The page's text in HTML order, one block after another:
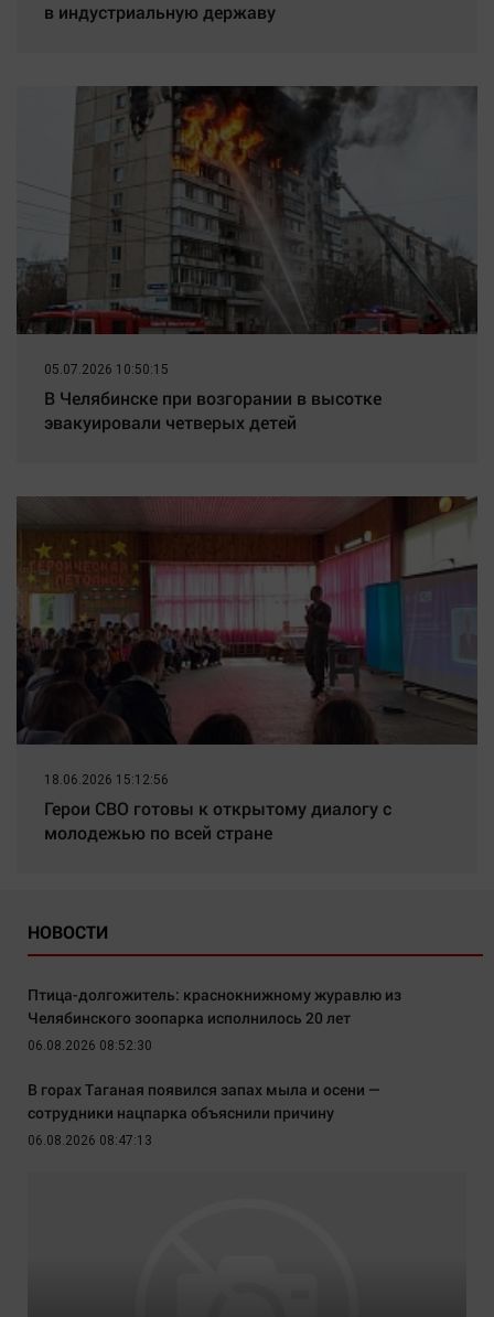
в индустриальную державу
05.07.2026 10:50:15
В Челябинске при возгорании в высотке
эвакуировали четверых детей
18.06.2026 15:12:56
Герои СВО готовы к открытому диалогу с
молодежью по всей стране
НОВОСТИ
Птица-долгожитель: краснокнижному журавлю из
Челябинского зоопарка исполнилось 20 лет
06.08.2026 08:52:30
В горах Таганая появился запах мыла и осени —
сотрудники нацпарка объяснили причину
06.08.2026 08:47:13